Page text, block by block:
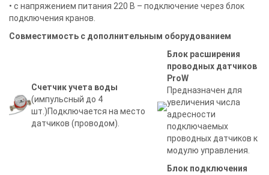
• с напряжением питания 220 В – подключение через блок
подключения кранов.
Совместимость с дополнительным оборудованием
Счетчик учета воды
(импульсный до 4
шт.)Подключается на место
датчиков (проводом).
Блок расширения
проводных датчиков
ProW
Предназначен для
увеличения числа
адресности
подключаемых
проводных датчиков к
модулю управления.
Блок подключения